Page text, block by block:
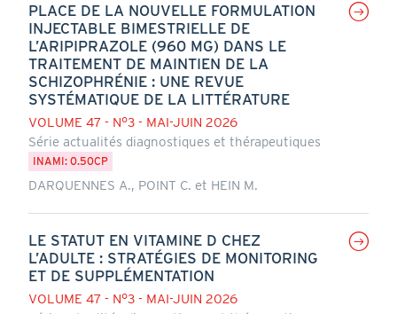
PLACE DE LA NOUVELLE FORMULATION
INJECTABLE BIMESTRIELLE DE
L’ARIPIPRAZOLE (960 MG) DANS LE
TRAITEMENT DE MAINTIEN DE LA
SCHIZOPHRÉNIE : UNE REVUE
SYSTÉMATIQUE DE LA LITTÉRATURE
VOLUME 47 - N°3 - MAI-JUIN 2026
Série actualités diagnostiques et thérapeutiques
INAMI: 0.50CP
DARQUENNES A., POINT C. et HEIN M.
LE STATUT EN VITAMINE D CHEZ
L’ADULTE : STRATÉGIES DE MONITORING
ET DE SUPPLÉMENTATION
VOLUME 47 - N°3 - MAI-JUIN 2026